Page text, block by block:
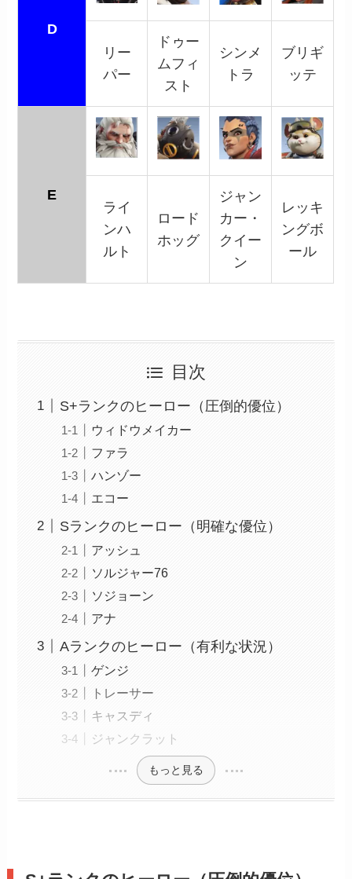
D
リー
パー
ドゥー
ムフィ
スト
シンメ
トラ
ブリギ
ッテ
E
ライ
ンハ
ルト
ロード
ホッグ
ジャン
カー・
クイー
ン
レッキ
ングボ
ール
目次
S+ランクのヒーロー（圧倒的優位）
ウィドウメイカー
ファラ
ハンゾー
エコー
Sランクのヒーロー（明確な優位）
アッシュ
ソルジャー76
ソジョーン
アナ
Aランクのヒーロー（有利な状況）
ゲンジ
トレーサー
キャスディ
ジャンクラット
もっと見る